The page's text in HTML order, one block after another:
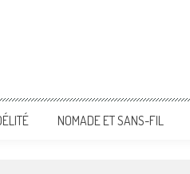
NOMADE ET SANS-FIL